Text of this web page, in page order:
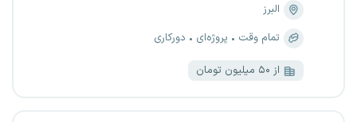
البرز
تمام وقت
پروژه‌ای دورکاری
از ۵۰ میلیون تومان